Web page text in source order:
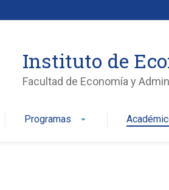
Instituto de
Facultad de Economía y
Programas arrow_drop_down